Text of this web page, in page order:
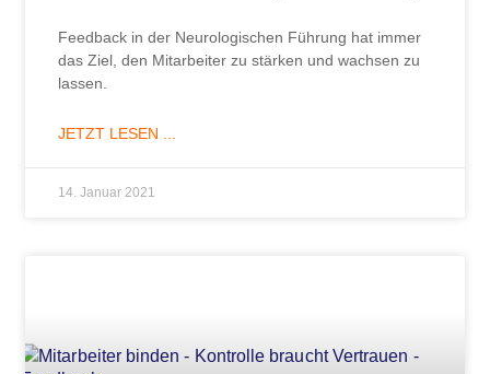
Feedback in der Neurologischen Führung hat immer
das Ziel, den Mitarbeiter zu stärken und wachsen zu
lassen.
JETZT LESEN ...
14. Januar 2021